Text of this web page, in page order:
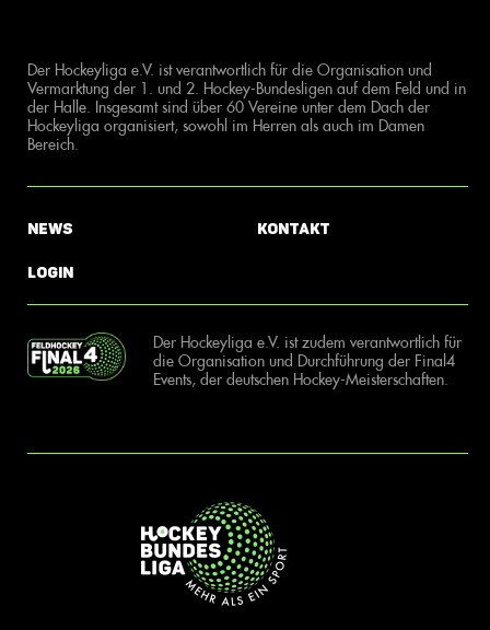
Der Hockeyliga e.V. ist verantwortlich für die Organisation und
Vermarktung der 1. und 2. Hockey-Bundesligen auf dem Feld und in
der Halle. Insgesamt sind über 60 Vereine unter dem Dach der
Hockeyliga organisiert, sowohl im Herren als auch im Damen
Bereich.
News
Login
Kontakt
Der Hockeyliga e.V. ist zudem verantwortlich für
die Organisation und Durchführung der Final4
Events, der deutschen Hockey-Meisterschaften.